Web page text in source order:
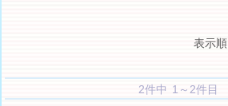
表示順
2件中 1～2件目